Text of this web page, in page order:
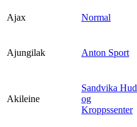
Ajax Normal
Ajungilak Anton Sport
Akileine
Sandvika Hud
og
Kroppssenter